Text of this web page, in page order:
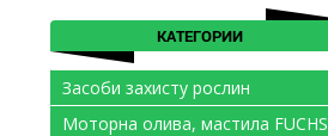
КАТЕГОРИИ
Засоби захисту рослин
Моторна олива, мастила FUCHS